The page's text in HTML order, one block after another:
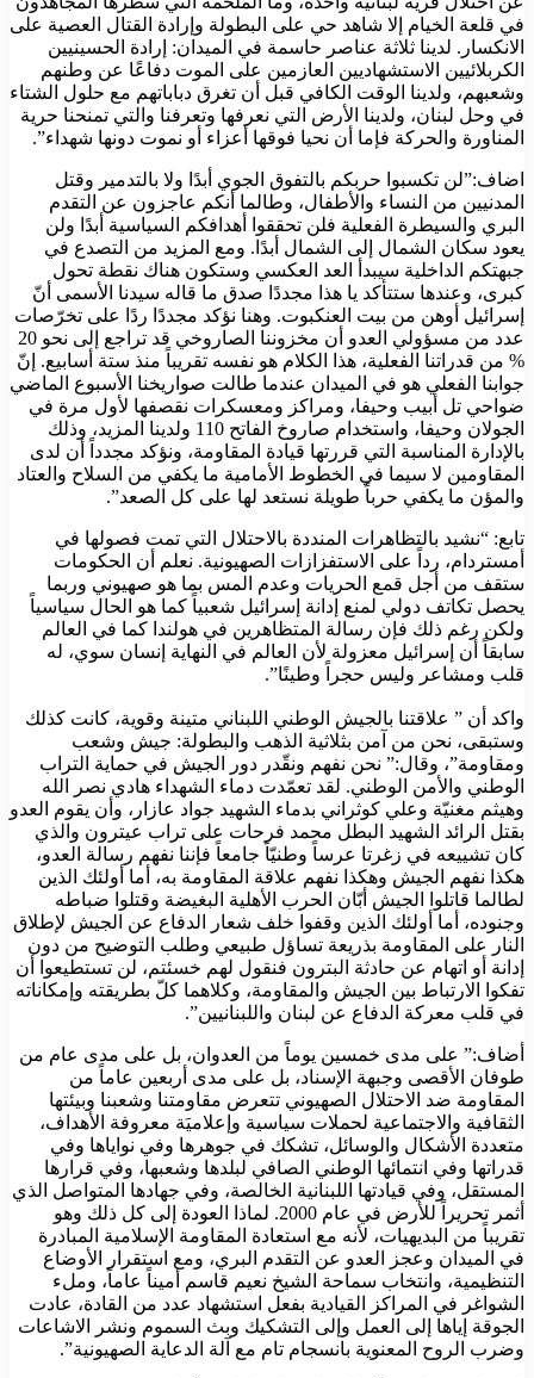
في قلعة الخيام ‏إلا شاهد حي على البطولة وإرادة القتال العصية على
الانكسار. لدينا ثلاثة ‏عناصر حاسمة في الميدان: إرادة الحسينيين
الكربلائيين الاستشهاديين ‏العازمين على الموت دفاعًا عن وطنهم
وشعبهم، ولدينا الوقت الكافي قبل ‏أن تغرق دباباتهم مع حلول الشتاء
في وحل لبنان، ولدينا الأرض التي ‏نعرفها وتعرفنا والتي تمنحنا حرية
المناورة والحركة فإما أن نحيا فوقها ‏أعزاء أو نموت دونها شهداء”. ‏
اضاف:”لن تكسبوا حربكم بالتفوق الجوي أبدًا ولا بالتدمير وقتل
المدنيين من ‏النساء والأطفال، وطالما أنكم عاجزون عن التقدم
البري والسيطرة الفعلية ‏فلن تحققوا أهدافكم السياسية أبدًا ولن
يعود سكان الشمال إلى الشمال أبدًا. ‏ومع المزيد من التصدع في
جبهتكم الداخلية سيبدأ العد العكسي وستكون ‏هناك نقطة تحول
كبرى، وعندها ستتأكد يا هذا مجددًا صدق ما قاله سيدنا ‏الأسمى أنّ
إسرائيل أوهن من بيت العنكبوت.‏ وهنا نؤكد مجددًا ردًا على تخرّصات
عدد من مسؤولي العدو أن مخزوننا ‏الصاروخي قد تراجع إلى نحو 20
% من قدراتنا الفعلية، هذا الكلام هو نفسه تقريباً منذ ستة أسابيع. إنّ
جوابنا ‏الفعلي هو في الميدان عندما طالت صواريخنا الأسبوع الماضي
ضواحي ‏تل أبيب وحيفا، ومراكز ومعسكرات نقصفها لأول مرة في
الجولان ‏وحيفا، واستخدام صاروخ الفاتح 110 ولدينا المزيد، وذلك
بالإدارة ‏المناسبة التي قررتها قيادة المقاومة، ونؤكد مجدداً أن لدى
المقاومين لا ‏سيما في الخطوط الأمامية ما يكفي من السلاح والعتاد
والمؤن ما يكفي ‏حرباً طويلة نستعد لها على كل الصعد”.‏
‏تابع: “نشيد بالتظاهرات المنددة بالاحتلال التي تمت فصولها في
‏أمستردام، رداً على الاستفزازات الصهيونية. نعلم أن الحكومات
ستقف من أجل قمع الحريات وعدم المس بما ‏هو صهيوني وربما
يحصل تكاتف دولي لمنع إدانة إسرائيل شعبياً كما هو ‏الحال سياسياً
ولكن رغم ذلك فإن رسالة المتظاهرين في هولندا كما في ‏العالم
سابقاً أن إسرائيل معزولة لأن العالم في النهاية إنسان سوي، له
قلب ‏ومشاعر وليس حجراً وطينًا”.
‏واكد أن ” علاقتنا بالجيش الوطني اللبناني متينة وقوية، كانت كذلك
‏وستبقى، نحن من آمن بثلاثية الذهب والبطولة: جيش وشعب
‏ومقاومة”، وقال:” نحن نفهم ونقّدر دور الجيش في حماية التراب
الوطني والأمن ‏الوطني. لقد تعمّدت دماء الشهداء هادي نصر الله
وهيثم مغنيّة وعلي ‏كوثراني بدماء الشهيد جواد عازار، وأن يقوم العدو
بقتل الرائد الشهيد ‏البطل محمد فرحات على تراب عيترون والذي
كان تشييعه في زغرتا ‏عرساً وطنيّاً جامعاً فإننا نفهم رسالة العدو،
هكذا نفهم الجيش وهكذا نفهم ‏علاقة المقاومة به، أما أولئك الذين
لطالما قاتلوا الجيش أبّان الحرب ‏الأهلية البغيضة وقتلوا ضباطه
وجنوده، أما أولئك الذين وقفوا خلف شعار ‏الدفاع عن الجيش لإطلاق
النار على المقاومة بذريعة تساؤل طبيعي ‏وطلب التوضيح من دون
إدانة أو اتهام عن حادثة البترون فنقول لهم ‏خسئتم، لن تستطيعوا أن
تفكوا الارتباط بين الجيش والمقاومة، وكلاهما ‏كلّ بطريقته وإمكاناته
في قلب معركة الدفاع عن لبنان واللبنانيين”. ‏
‏أضاف:” على مدى خمسين يوماً من العدوان، بل على مدى عام من
طوفان ‏الأقصى وجبهة الإسناد، بل على مدى أربعين عاماً من
المقاومة ضد ‏الاحتلال الصهيوني تتعرض مقاومتنا وشعبنا وبيئتها
الثقافية والاجتماعية ‏لحملات سياسية وإعلاميَة معروفة الأهداف،
متعددة الأشكال والوسائل، ‏تشكك في جوهرها وفي نواياها وفي
قدراتها وفي انتمائها الوطني ‏الصافي لبلدها وشعبها، وفي قرارها
المستقل، وفي قيادتها اللبنانية ‏الخالصة، وفي جهادها المتواصل الذي
أثمر تحريراً للأرض في عام ‏‏2000. ‏لماذا العودة إلى كل ذلك وهو
تقريباً من البديهيات، لأنه مع استعادة ‏المقاومة الإسلامية المبادرة
في الميدان وعجز العدو عن التقدم البري، ‏ومع استقرار الأوضاع
التنظيمية، وانتخاب سماحة الشيخ نعيم قاسم أميناً ‏عاماً، وملء
الشواغر في المراكز القيادية بفعل استشهاد عدد من القادة، ‏عادت
الجوقة إياها إلى العمل وإلى التشكيك وبث السموم ونشر الاشاعات
‏وضرب الروح المعنوية بانسجام تام مع آلة الدعاية الصهيونية”.